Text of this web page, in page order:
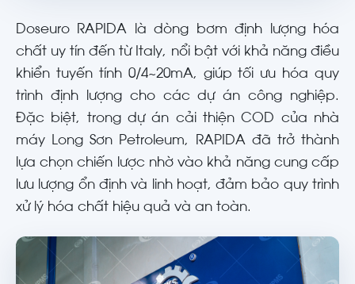
Doseuro RAPIDA là dòng bơm định lượng hóa
chất uy tín đến từ Italy, nổi bật với khả năng điều
khiển tuyến tính 0/4~20mA, giúp tối ưu hóa quy
trình định lượng cho các dự án công nghiệp.
Đặc biệt, trong dự án cải thiện COD của nhà
máy Long Sơn Petroleum, RAPIDA đã trở thành
lựa chọn chiến lược nhờ vào khả năng cung cấp
lưu lượng ổn định và linh hoạt, đảm bảo quy trình
xử lý hóa chất hiệu quả và an toàn.